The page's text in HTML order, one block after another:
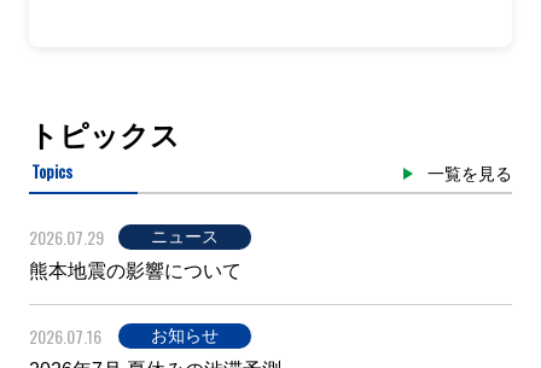
トピックス
Topics 一覧を見る
2026.07.29 ニュース
熊本地震の影響について
2026.07.16 お知らせ